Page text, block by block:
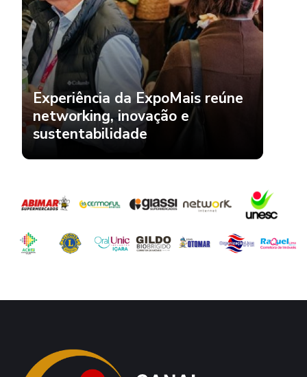
Experiência da ExpoMais reúne
networking, inovação e
sustentabilidade